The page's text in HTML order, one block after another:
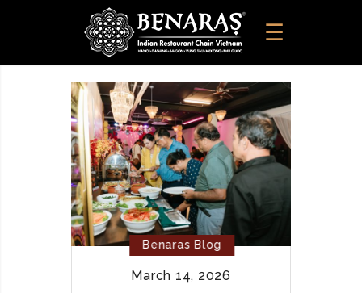
Benaras Blog
March 14, 2026